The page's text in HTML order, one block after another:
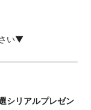
い▼
シリアルプレゼン